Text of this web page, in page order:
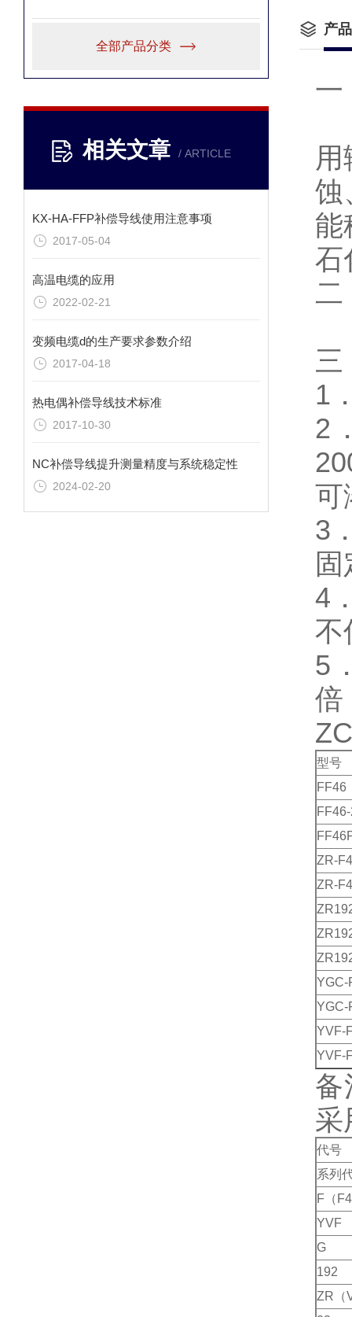
全部产品分类
相关文章 / ARTICLE
KX-HA-FFP补偿导线使用注意事项
2017-05-04
高温电缆的应用
2022-02-21
变频电缆d的生产要求参数介绍
2017-04-18
热电偶补偿导线技术标准
2017-10-30
NC补偿导线提升测量精度与系统稳定性
2024-02-20
产
一
蚀
能
石
二
三
1
2
可
3
4
不
5
倍
型号
FF46
ZR-
ZR-
YGC-
YGC-
YVF-
YVF-
备
采
代号
系列
F（
YVF
G
192
ZR（